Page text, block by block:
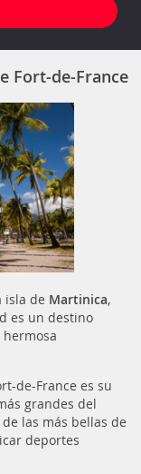
Fort-de-France
isla de Martinica,
es un destino
de-France es su
grandes del
las más bellas de
deportes